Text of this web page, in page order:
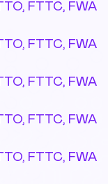
FTTC, FWA
FTTC, FWA
FTTC, FWA
FTTC, FWA
FTTC, FWA